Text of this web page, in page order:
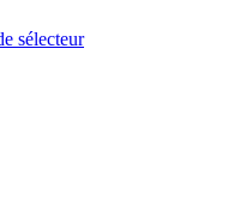
sélecteur